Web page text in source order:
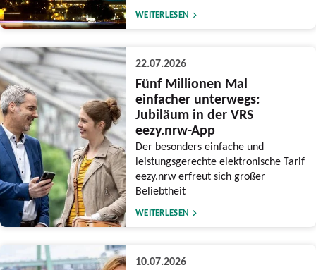
WEITERLESEN
22.07.2026
Fünf Millionen Mal
einfacher unterwegs:
Jubiläum in der VRS
eezy.nrw-App
Der besonders einfache und
leistungsgerechte elektronische Tarif
eezy.nrw erfreut sich großer
Beliebtheit
WEITERLESEN
10.07.2026